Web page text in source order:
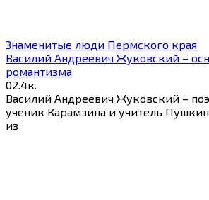
Знаменитые люди Пермского края
Василий Андреевич Жуковский –
романтизма
02.4к.
Василий Андреевич Жуковский –
ученик Карамзина и учитель
из